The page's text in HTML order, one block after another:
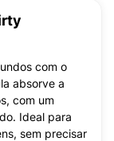
com o
absorve a
com um
Ideal para
sem precisar